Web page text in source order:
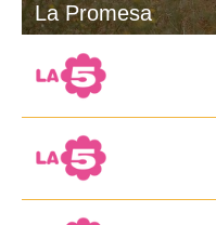
La Promesa